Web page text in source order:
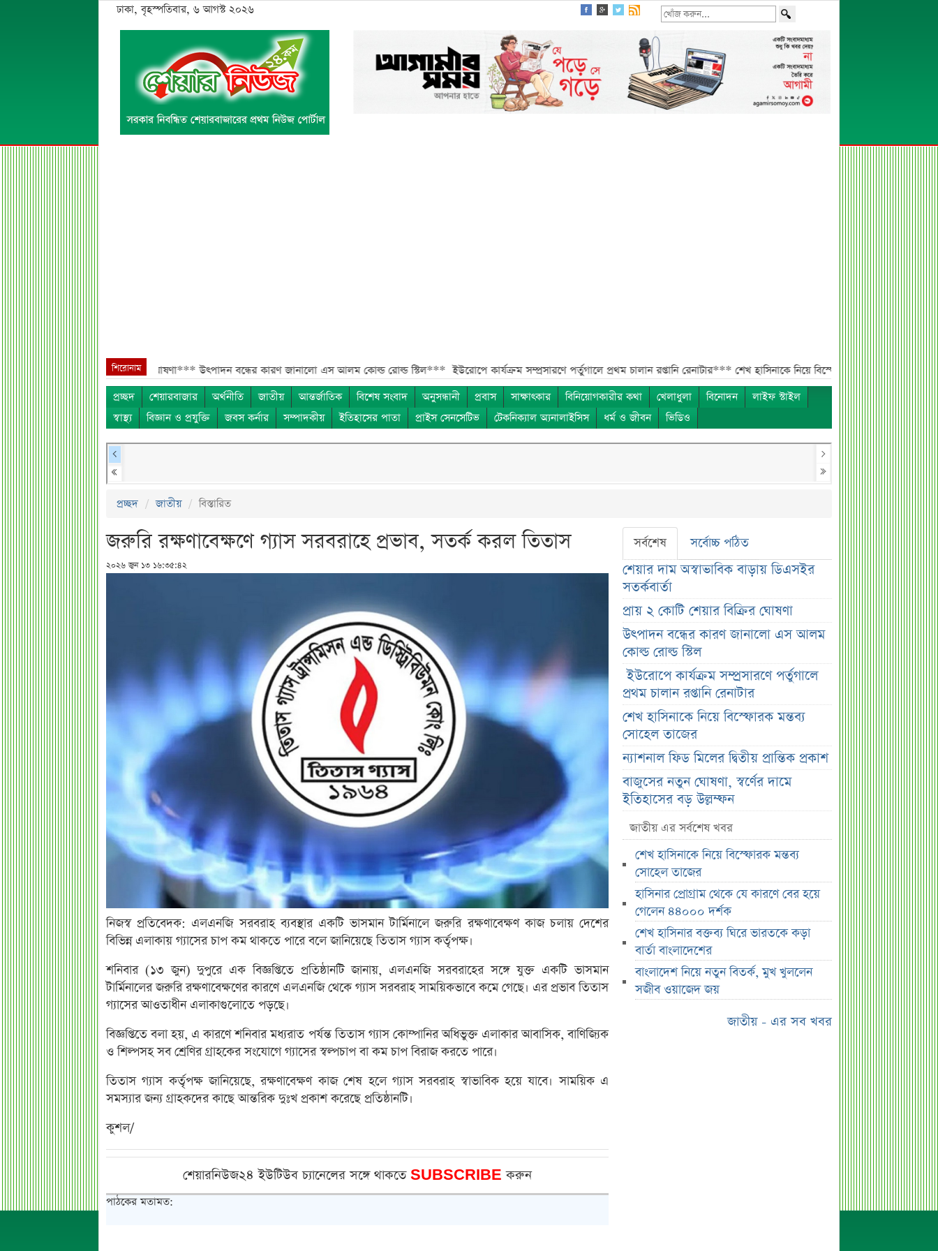
ঢাকা, বৃহস্পতিবার, ৬ আগস্ট ২০২৬
শিরোনাম
২ কোটি শেয়ার বিক্রির ঘোষণা*** উৎপাদন বন্ধের কারণ জানালো এস আলম কোল্ড রোল্ড স্টিল*** ইউরোপে কার্যক্রম সম্প্রসারণে পর্তুগালে প্রথম চালান রপ্তানি রেনাটার*** শেখ হাসিনাকে নিয়ে বিস্ফোরক মন্তব্য সোহেল তাজের***
প্রচ্ছদ
শেয়ারবাজার অর্থনীতি জাতীয় আন্তর্জাতিক বিশেষ সংবাদ অনুসন্ধানী প্রবাস সাক্ষাৎকার বিনিয়োগকারীর কথা খেলাধুলা বিনোদন
লাইফ স্টাইল
স্বাস্থ্য
বিজ্ঞান ও প্রযুক্তি জবস কর্নার সম্পাদকীয় ইতিহাসের পাতা প্রাইস সেনসেটিভ টেকনিক্যাল অ্যনালাইসিস ধর্ম ও জীবন ভিডিও
প্রচ্ছদ জাতীয় বিস্তারিত
জরুরি রক্ষণাবেক্ষণে গ্যাস সরবরাহে প্রভাব, সতর্ক করল তিতাস
২০২৬ জুন ১৩ ১৬:৩৫:৪২
নিজস্ব প্রতিবেদক: এলএনজি সরবরাহ ব্যবস্থার একটি ভাসমান টার্মিনালে জরুরি রক্ষণাবেক্ষণ কাজ চলায় দেশের
বিভিন্ন এলাকায় গ্যাসের চাপ কম থাকতে পারে বলে জানিয়েছে তিতাস গ্যাস কর্তৃপক্ষ।
শনিবার (১৩ জুন) দুপুরে এক বিজ্ঞপ্তিতে প্রতিষ্ঠানটি জানায়, এলএনজি সরবরাহের সঙ্গে যুক্ত একটি ভাসমান
টার্মিনালের জরুরি রক্ষণাবেক্ষণের কারণে এলএনজি থেকে গ্যাস সরবরাহ সাময়িকভাবে কমে গেছে। এর প্রভাব তিতাস
গ্যাসের আওতাধীন এলাকাগুলোতে পড়ছে।
বিজ্ঞপ্তিতে বলা হয়, এ কারণে শনিবার মধ্যরাত পর্যন্ত তিতাস গ্যাস কোম্পানির অধিভুক্ত এলাকার আবাসিক, বাণিজ্যিক
ও শিল্পসহ সব শ্রেণির গ্রাহকের সংযোগে গ্যাসের স্বল্পচাপ বা কম চাপ বিরাজ করতে পারে।
তিতাস গ্যাস কর্তৃপক্ষ জানিয়েছে, রক্ষণাবেক্ষণ কাজ শেষ হলে গ্যাস সরবরাহ স্বাভাবিক হয়ে যাবে। সাময়িক এ
সমস্যার জন্য গ্রাহকদের কাছে আন্তরিক দুঃখ প্রকাশ করেছে প্রতিষ্ঠানটি।
কুশল/
শেয়ারনিউজ২৪ ইউটিউব চ্যানেলের সঙ্গে থাকতে SUBSCRIBEকরুন
পাঠকের মতামত:
সর্বশেষ সর্বোচ্চ পঠিত
শেয়ার দাম অস্বাভাবিক বাড়ায় ডিএসইর
সতর্কবার্তা
প্রায় ২ কোটি শেয়ার বিক্রির ঘোষণা
উৎপাদন বন্ধের কারণ জানালো এস আলম
কোল্ড রোল্ড স্টিল
ইউরোপে কার্যক্রম সম্প্রসারণে পর্তুগালে
প্রথম চালান রপ্তানি রেনাটার
শেখ হাসিনাকে নিয়ে বিস্ফোরক মন্তব্য
সোহেল তাজের
ন্যাশনাল ফিড মিলের দ্বিতীয় প্রান্তিক প্রকাশ
বাজুসের নতুন ঘোষণা, স্বর্ণের দামে
ইতিহাসের বড় উল্লম্ফন
হাসিনার প্রোগ্রাম থেকে যে কারণে বের হয়ে
গেলেন ৪৪০০০ দর্শক
শেখ হাসিনার বক্তব্য ঘিরে ভারতকে কড়া
বার্তা বাংলাদেশের
বাংলাদেশ নিয়ে নতুন বিতর্ক, মুখ খুললেন
সজীব ওয়াজেদ জয়
শেয়ারবাজার উত্থানের নেতৃত্বে মিউচুয়াল
ফান্ড
শেয়ারবাজার ঊর্ধ্বমুখী. তারপরও উধাও ২৩
হাজার বিও হিসাব
তারেক রহমানকে উদ্দেশ করে ফেসবুকে
জাতীয় এর সর্বশেষ খবর
শেখ হাসিনাকে নিয়ে বিস্ফোরক মন্তব্য
সোহেল তাজের
হাসিনার প্রোগ্রাম থেকে যে কারণে বের হয়ে
গেলেন ৪৪০০০ দর্শক
শেখ হাসিনার বক্তব্য ঘিরে ভারতকে কড়া
বার্তা বাংলাদেশের
বাংলাদেশ নিয়ে নতুন বিতর্ক, মুখ খুললেন
সজীব ওয়াজেদ জয়
জাতীয় - এর সব খবর